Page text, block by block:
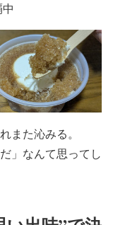
また沁みる。
」なんて思ってし